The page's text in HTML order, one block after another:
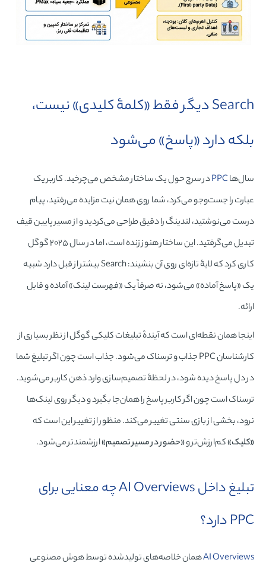
Search دیگر فقط «کلمۀ کلیدی» نیست،
بلکه دارد «پاسخ» می‌شود
سال‌هاPPCدر سرچ حول یک ساختار مشخص می‌چرخید. کاربر یک
عبارت را جست‌وجو می‌کرد، شما روی همان نیت مزایده می‌رفتید، پیام
درست می‌نوشتید، لندینگ را دقیق طراحی می‌کردید و از مسیر پایین قیف
تبدیل می‌گرفتید. این ساختار هنوز زنده است، اما در سال ۲۰۲۵ گوگل
کاری کرد که لایۀ تازه‌ای روی آن بنشیند: Search بیشتر از قبل دارد شبیه
یک «پاسخ آماده» می‌شود، نه صرفاً یک «فهرست لینک» آماده و قابل
ارائه.
اینجا همان نقطه‌ای است که آیندۀ تبلیغات کلیکی گوگل از نظر بسیاری از
کارشناسان PPC جذاب و ترسناک می‌شود. جذاب است چون اگر تبلیغ شما
در دل پاسخ دیده شود، در لحظۀ تصمیم‌سازی وارد ذهن کاربر می‌شوید.
ترسناک است چون اگر کاربر پاسخ را همان‌جا بگیرد و دیگر روی لینک‌ها
نرود، بخشی از بازی سنتی تغییر می‌کند. منظور از تغییر این است که
«کلیک»کم‌ارزش‌تر و«حضور در مسیر تصمیم»ارزشمندتر می‌شود.
تبلیغ داخل AI Overviews چه معنایی برای
PPC دارد؟
AI Overviewsهمان خلاصه‌های تولیدشده توسط هوش مصنوعی